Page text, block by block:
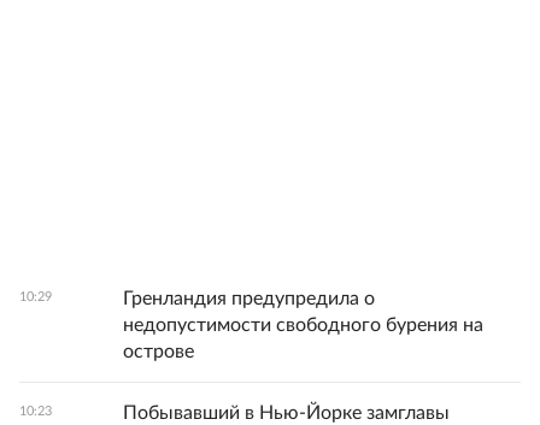
10:29
Гренландия предупредила о
недопустимости свободного бурения на
острове
10:23
Побывавший в Нью-Йорке замглавы